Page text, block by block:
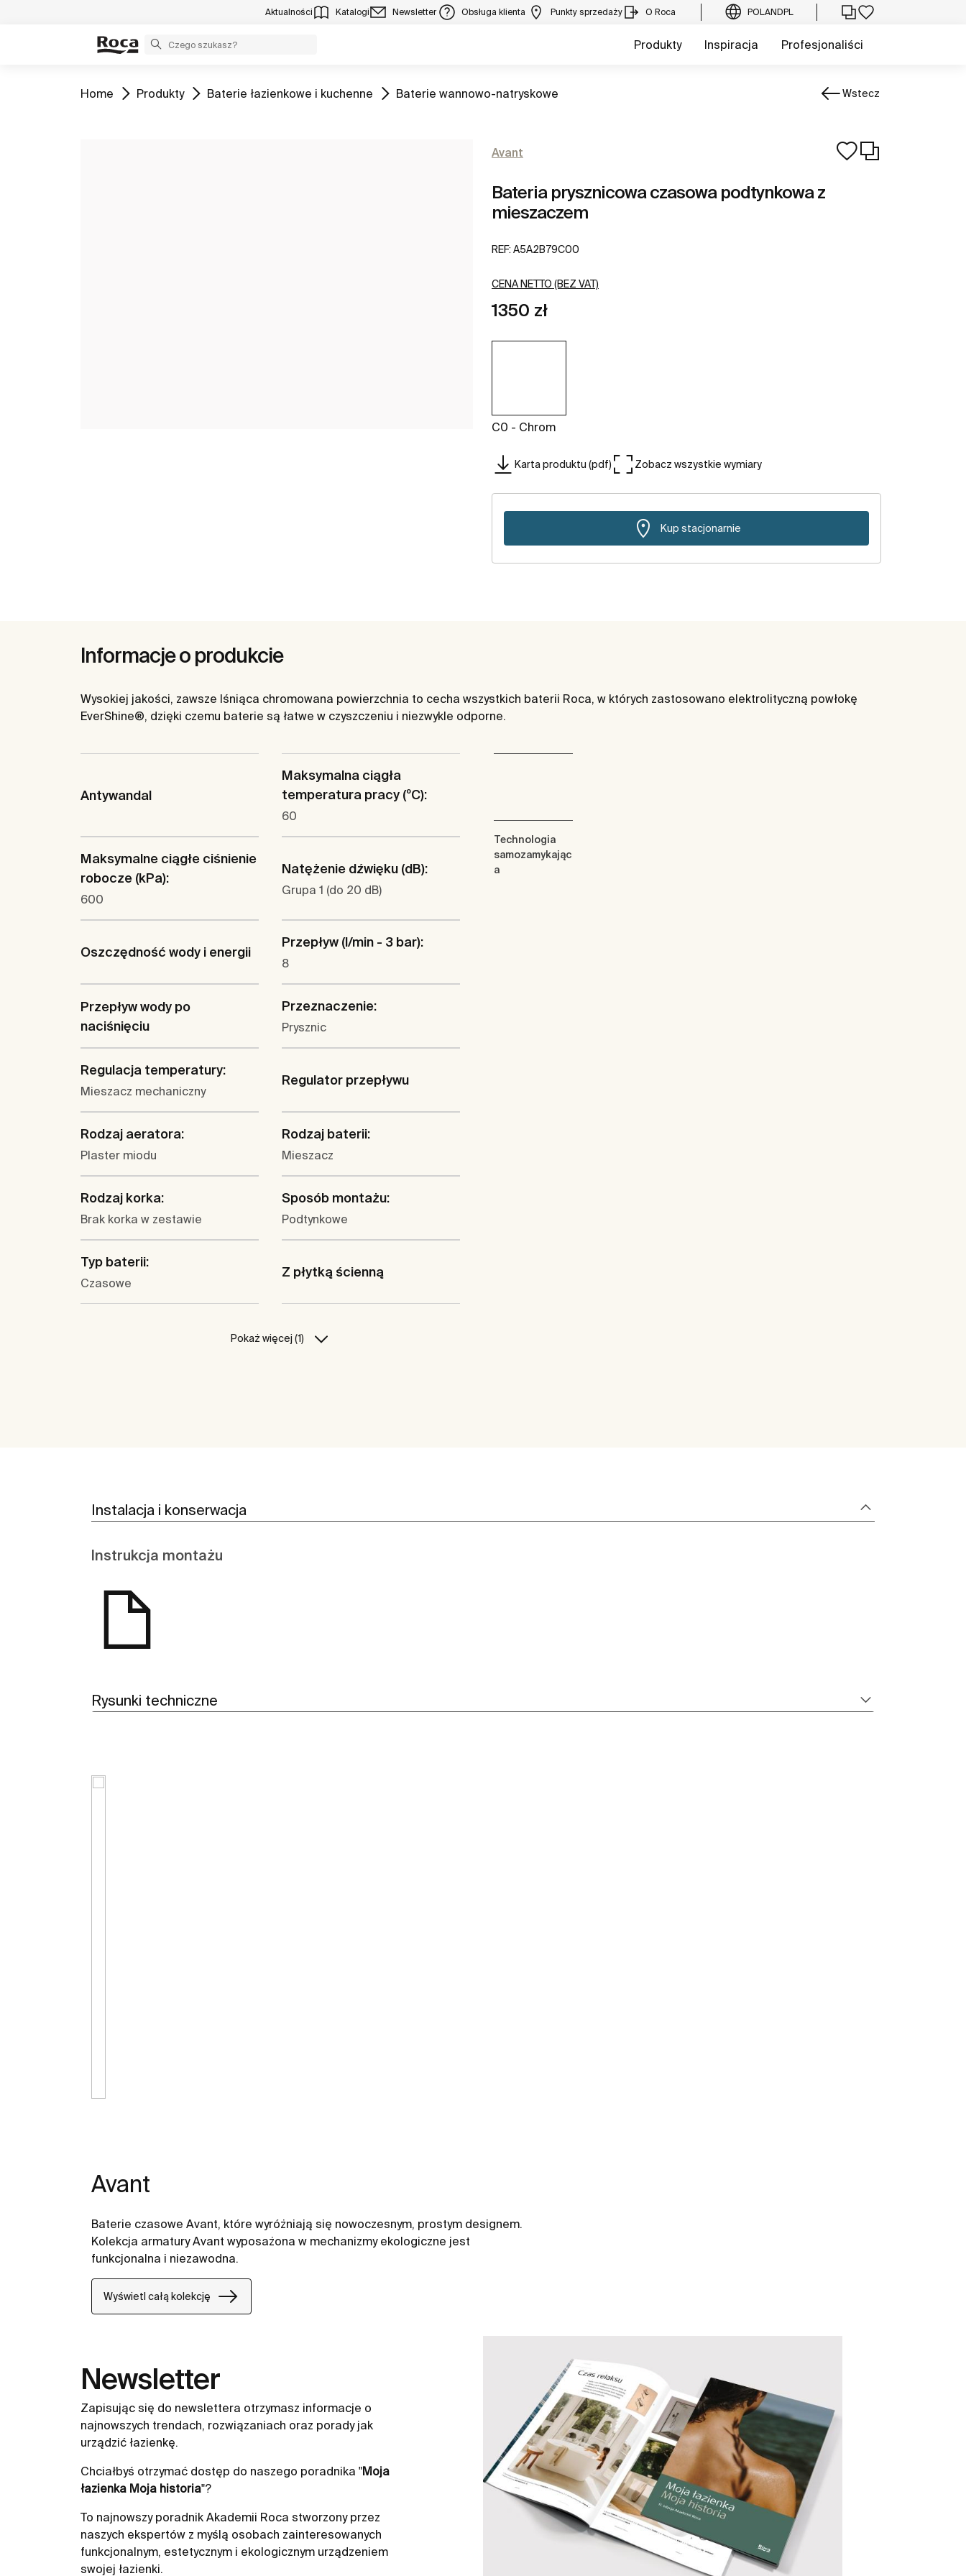
Aktualności Katalogi Newsletter Obsługa klienta Punkty sprzedaży O Roca POLANDPL
Produkty Inspiracja Profesjonaliści
Zobacz
Home Zobacz
Produkty Zobacz
Baterie łazienkowe i kuchenne Zobacz
Baterie wannowo-natryskowe Wstecz
Avant
Bateria prysznicowa czasowa podtynkowa z
mieszaczem
REF: A5A2B79C00
CENA NETTO (BEZ VAT)
1350 zł
C0 - Chrom
Karta produktu (pdf) Zobacz wszystkie wymiary
Kup stacjonarnie
Informacje o produkcie
Wysokiej jakości, zawsze lśniąca chromowana powierzchnia to cecha wszystkich baterii Roca, w których zastosowano elektrolityczną powłokę
EverShine®, dzięki czemu baterie są łatwe w czyszczeniu i niezwykle odporne.
Antywandal
Maksymalna ciągła
temperatura pracy (ºC):
60
Maksymalne ciągłe ciśnienie
robocze (kPa):
600
Natężenie dźwięku (dB):
Grupa 1 (do 20 dB)
Oszczędność wody i energii
Przepływ (l/min - 3 bar):
8
Przepływ wody po
naciśnięciu
Przeznaczenie:
Prysznic
Regulacja temperatury:
Mieszacz mechaniczny
Regulator przepływu
Rodzaj aeratora:
Plaster miodu
Rodzaj baterii:
Mieszacz
Rodzaj korka:
Brak korka w zestawie
Sposób montażu:
Podtynkowe
Typ baterii:
Czasowe
Z płytką ścienną
Pokaż więcej (1)
Technologia
samozamykając
a
Instalacja i konserwacja
Instrukcja montażu
Rysunki techniczne
Avant
Baterie czasowe Avant, które wyróżniają się nowoczesnym, prostym designem.
Kolekcja armatury Avant wyposażona w mechanizmy ekologiczne jest
funkcjonalna i niezawodna.
Wyświetl całą kolekcję
Newsletter
Zapisując się do newslettera otrzymasz informacje o
najnowszych trendach, rozwiązaniach oraz porady jak
urządzić łazienkę.
Chciałbyś otrzymać dostęp do naszego poradnika "Moja
łazienka Moja historia"?
To najnowszy poradnik Akademii Roca stworzony przez
naszych ekspertów z myślą osobach zainteresowanych
funkcjonalnym, estetycznym i ekologicznym urządzeniem
swojej łazienki.